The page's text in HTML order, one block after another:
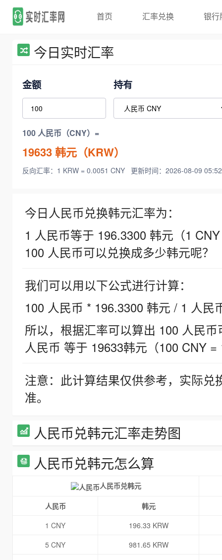
首页 汇率兑换 银行
今日实时汇率
金额 持有
100 人民币（CNY）=
19633韩元（KRW）
反向汇率：1 KRW = 0.0051 CNY 更新时间：2026-08-09
今日人民币兑换韩元汇率为：
1 人民币等于 196.3300 韩元（1
100 人民币可以兑换成多少韩元呢？
我们可以用以下公式进行计算：
100 人民币 * 196.3300 韩元 / 1 人民
所以，根据汇率可以算出 100 人民
人民币 等于 19633韩元（100 CNY =
注意：此计算结果仅供参考，实际
准。
人民币兑韩元汇率走势图
人民币兑韩元怎么算
人民币兑韩元
人民币
韩元
1 CNY
196.33 KRW
5 CNY
981.65 KRW